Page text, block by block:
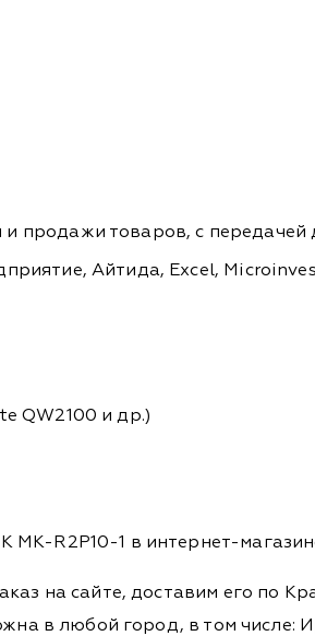
продажи товаров, с
Айтида, Excel,
QW2100 и др.)
R2P10-1 в интернет-
на сайте, доставим его по
в любой город, в том числе: